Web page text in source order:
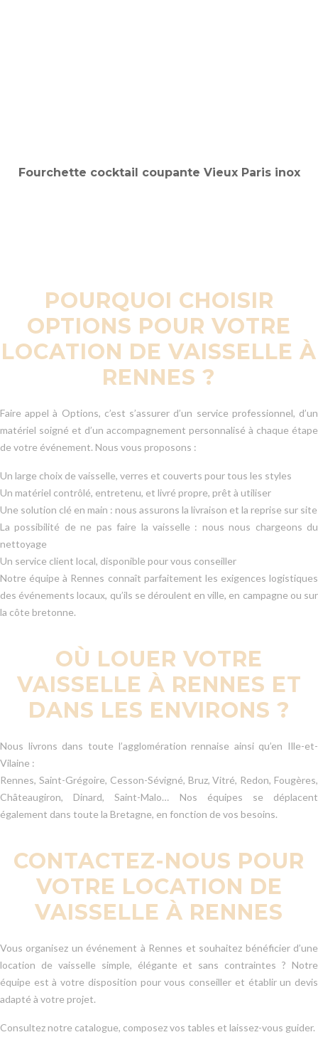
POURQUOI CHOISIR
OPTIONS POUR VOTRE
LOCATION DE VAISSELLE À
RENNES ?
Faire appel à Options, c’est s’assurer d’un service professionnel, d’un
matériel soigné et d’un accompagnement personnalisé à chaque étape
de votre événement. Nous vous proposons :
Un large choix de vaisselle, verres et couverts pour tous les styles
Un matériel contrôlé, entretenu, et livré propre, prêt à utiliser
Une solution clé en main : nous assurons la livraison et la reprise sur site
La possibilité de ne pas faire la vaisselle : nous nous chargeons du
nettoyage
Un service client local, disponible pour vous conseiller
Notre équipe à Rennes connaît parfaitement les exigences logistiques
des événements locaux, qu’ils se déroulent en ville, en campagne ou sur
la côte bretonne.
OÙ LOUER VOTRE
VAISSELLE À RENNES ET
DANS LES ENVIRONS ?
Nous livrons dans toute l’agglomération rennaise ainsi qu’en Ille-et-
Vilaine :
Rennes, Saint-Grégoire, Cesson-Sévigné, Bruz, Vitré, Redon, Fougères,
Châteaugiron, Dinard, Saint-Malo… Nos équipes se déplacent
également dans toute la Bretagne, en fonction de vos besoins.
CONTACTEZ-NOUS POUR
VOTRE LOCATION DE
VAISSELLE À RENNES
Vous organisez un événement à Rennes et souhaitez bénéficier d’une
location de vaisselle simple, élégante et sans contraintes ? Notre
équipe est à votre disposition pour vous conseiller et établir un devis
adapté à votre projet.
Consultez notre catalogue, composez vos tables et laissez-vous guider.